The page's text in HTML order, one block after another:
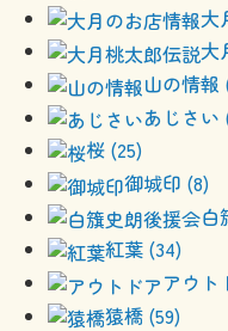
大
大
山の情報
あじさい
桜 (25)
御城印 (8)
白
紅葉 (34)
アウト
猿橋 (59)